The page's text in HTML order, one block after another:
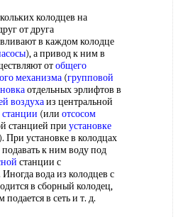
колодцев на
от друга
в каждом колодце
), а привод к ним в
отобщего
механизма (групповой
отдельных эрлифтов в
воздухаиз центральной
(или отсосом
станцией при установке
При установке в колодцах
к ним воду под
станции с
Иногда вода из колодцев с
в сборный колодец,
в сеть и т. д.